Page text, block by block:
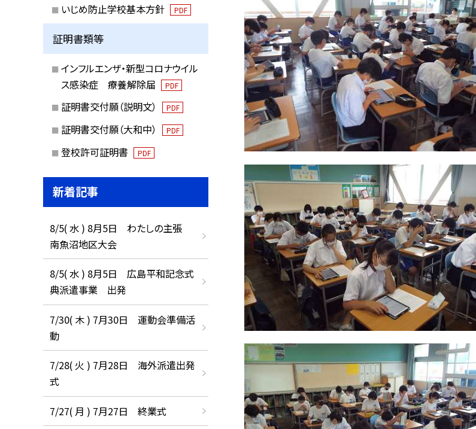
いじめ防止学校基本方針 PDF
証明書類等
インフルエンザ・新型コロナウイル
ス感染症 療養解除届
PDF
証明書交付願（説明文） PDF
証明書交付願（大和中） PDF
登校許可証明書 PDF
新着記事
8/5( 水 ) 8月5日 わたしの主張
南魚沼地区大会
8/5( 水 ) 8月5日 広島平和記念式
典派遣事業 出発
7/30( 木 ) 7月30日 運動会準備活
動
7/28( 火 ) 7月28日 海外派遣出発
式
7/27( 月 ) 7月27日 終業式